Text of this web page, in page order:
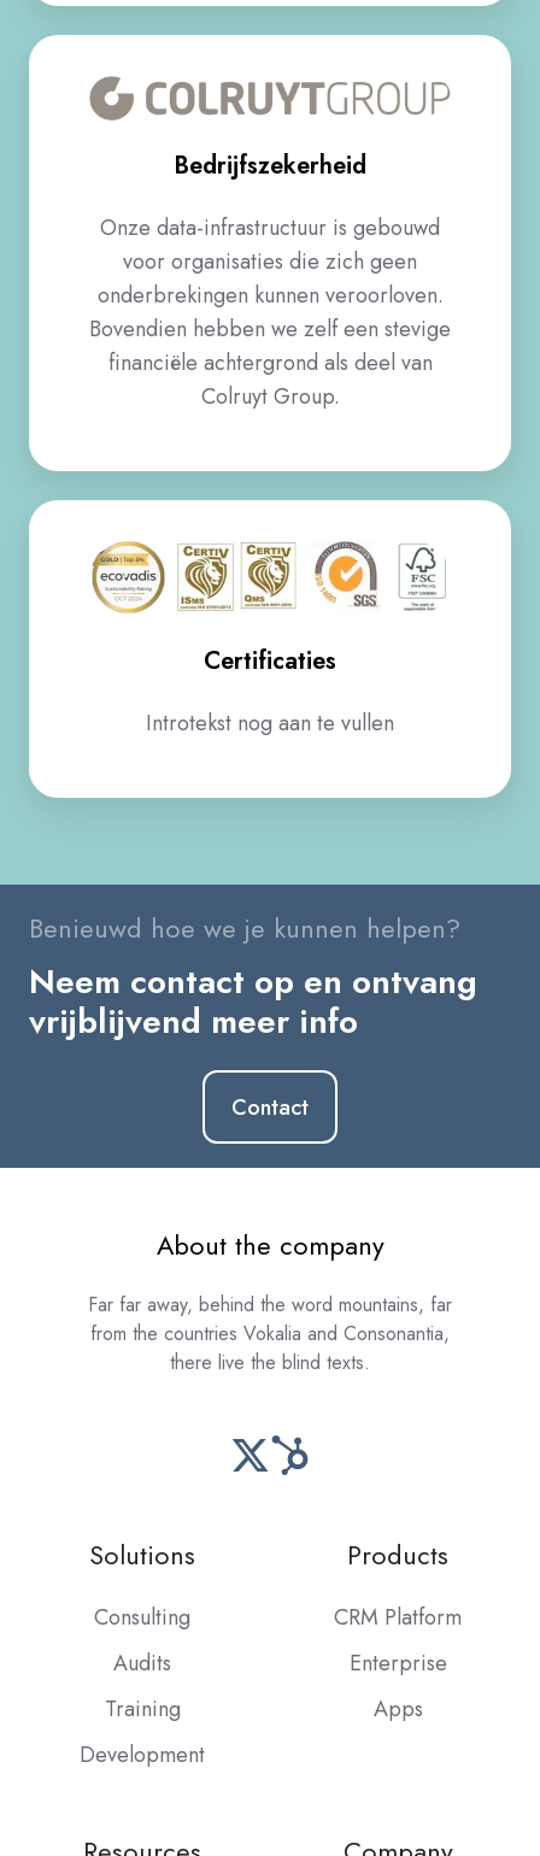
Bedrijfszekerheid
Onze data-infrastructuur is gebouwd
voor organisaties die zich geen
onderbrekingen kunnen veroorloven.
Bovendien hebben we zelf een stevige
financiële achtergrond als deel van
Colruyt Group.​
Certificaties
Introtekst nog aan te vullen
Benieuwd hoe we je kunnen helpen?
Neem contact op en ontvang
vrijblijvend meer info
Contact
About the company
Far far away, behind the word mountains, far
from the countries Vokalia and Consonantia,
there live the blind texts.
Solutions
Consulting
Audits
Training
Development
Products
CRM Platform
Enterprise
Apps